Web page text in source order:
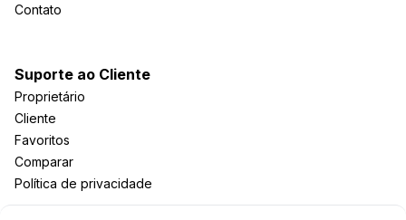
Contato
Suporte ao Cliente
Proprietário
Cliente
Favoritos
Comparar
Política de privacidade